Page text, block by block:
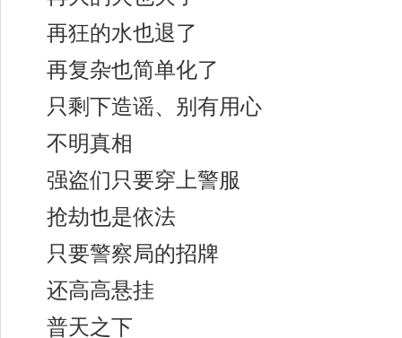
再狂的水也退了
再复杂也简单化了
只剩下造谣、别有用心
不明真相
强盗们只要穿上警服
抢劫也是依法
只要警察局的招牌
还高高悬挂
普天之下